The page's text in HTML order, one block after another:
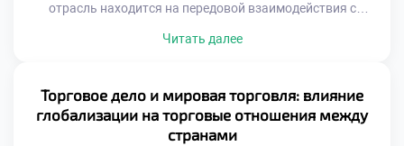
отрасль находится на передовой взаимодействия с
экономические замыслы производителей. Успех зависит
Масштабирование бизнеса требует особых
управленческих подходов. Стандартизация процессов
становится залогом стабильности качества. Клиент
ожидает одинакового сервиса […]
Читать далее
Торговое дело и мировая торговля: влияние
глобализации на торговые отношения между
странами